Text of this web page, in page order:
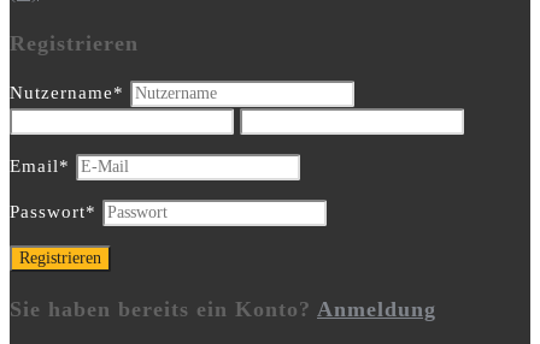
Registrieren
Nutzername*
Email*
Passwort*
Sie haben bereits ein Konto? Anmeldung